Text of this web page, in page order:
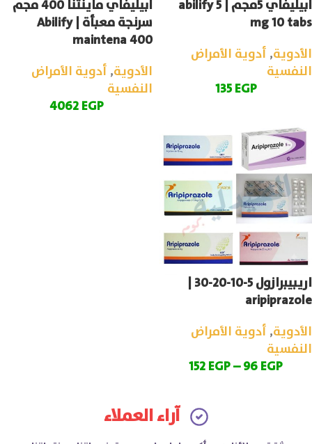
ابيليفاي 5مجم | abilify 5
mg 10 tabs
الأدوية, أدوية الأمراض
النفسية
135EGP
ابيليفاي ماينتنا 400 مجم
سرنجة معبأة | Abilify
maintena 400
الأدوية, أدوية الأمراض
النفسية
4062EGP
اريبيبرازول 5-10-20-30 |
aripiprazole
الأدوية, أدوية الأمراض
النفسية
96EGP
–
152EGP
آراء العملاء